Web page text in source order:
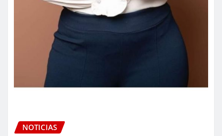
NOTICIAS